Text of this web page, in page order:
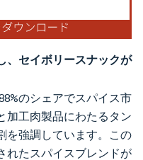
、セイボリースナックが
のシェアでスパイス市
加工肉製品にわたるタン
を強調しています。この
れたスパイスブレンドが